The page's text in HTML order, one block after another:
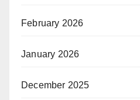
February 2026
January 2026
December 2025